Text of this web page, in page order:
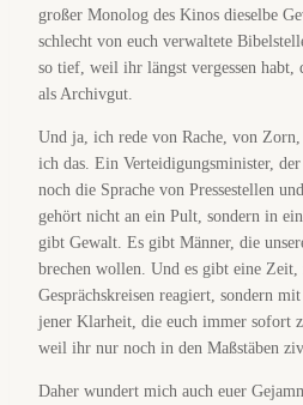
großer Monolog des Kinos dieselbe
schlecht von euch verwaltete
so tief, weil ihr längst vergessen habt,
als Archivgut.
Und ja, ich rede von Rache, von
ich das. Ein Verteidigungsminister,
noch die Sprache von Pressestellen
gehört nicht an ein Pult, sondern in
gibt Gewalt. Es gibt Männer, die
brechen wollen. Und es gibt eine
Gesprächskreisen reagiert, sondern
jener Klarheit, die euch immer sofort
weil ihr nur noch in den Maßstäben
Daher wundert mich auch euer